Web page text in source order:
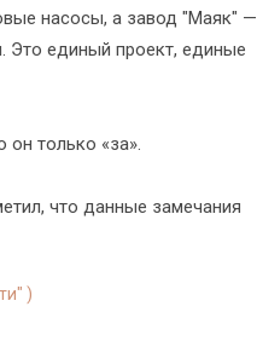
насосы, а завод "Маяк" —
Это единый проект, единые
он только «за».
что данные замечания
)